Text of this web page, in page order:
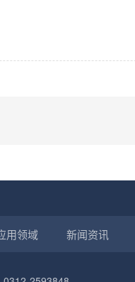
用领域 新闻资讯